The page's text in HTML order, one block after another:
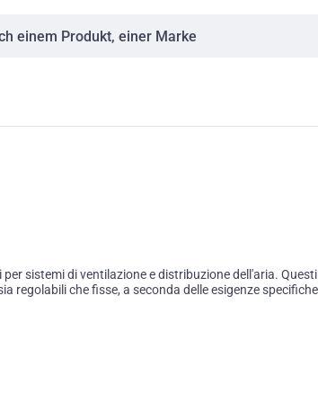
per sistemi di ventilazione e distribuzione dell'aria.
regolabili che fisse, a seconda delle esigenze